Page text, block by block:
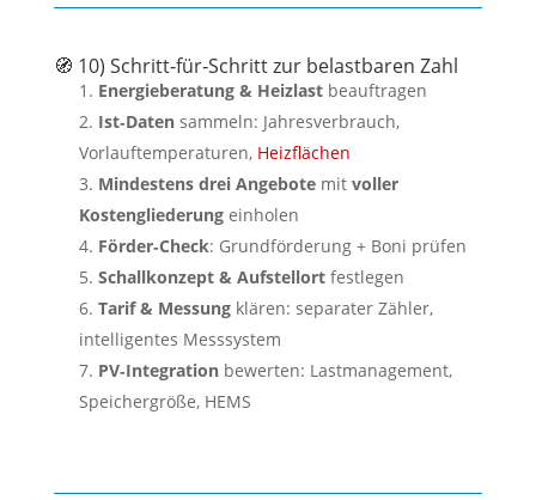
🧭 10) Schritt‑für‑Schritt zur belastbaren Zahl
Energieberatung & Heizlastbeauftragen
Ist‑Datensammeln: Jahresverbrauch,
Vorlauftemperaturen, Heizflächen
Mindestens drei Angebotemit voller
Kostengliederungeinholen
Förder‑Check: Grundförderung + Boni prüfen
Schallkonzept & Aufstellortfestlegen
Tarif & Messungklären: separater Zähler,
intelligentes Messsystem
PV‑Integrationbewerten: Lastmanagement,
Speichergröße, HEMS